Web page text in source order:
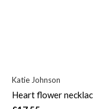
Katie Johnson
Heart flower